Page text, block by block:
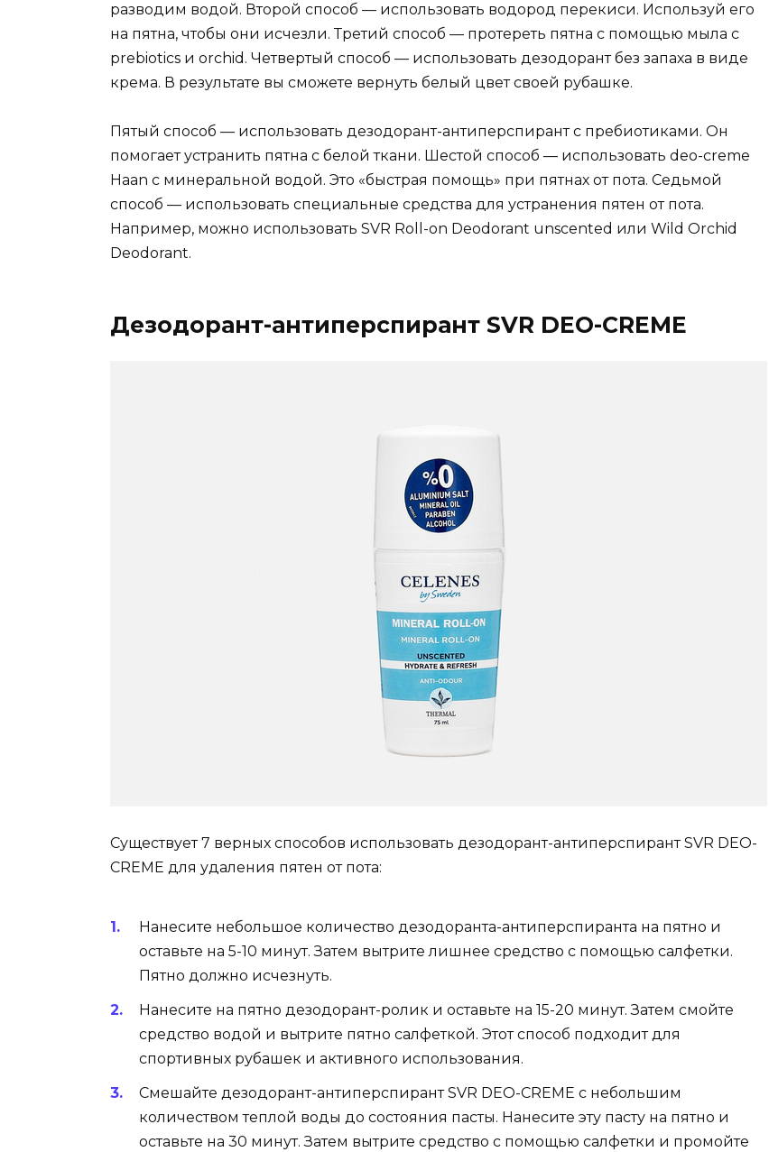
разводим водой. Второй способ — использовать водород перекиси. Используй его
на пятна, чтобы они исчезли. Третий способ — протереть пятна с помощью мыла c
prebiotics и orchid. Четвертый способ — использовать дезодорант без запаха в виде
крема. В результате вы сможете вернуть белый цвет своей рубашке.
Пятый способ — использовать дезодорант-антиперспирант с пребиотиками. Он
помогает устранить пятна с белой ткани. Шестой способ — использовать deo-creme
Haan с минеральной водой. Это «быстрая помощь» при пятнах от пота. Седьмой
способ — использовать специальные средства для устранения пятен от пота.
Например, можно использовать SVR Roll-on Deodorant unscented или Wild Orchid
Deodorant.
Дезодорант-антиперспирант SVR DEO-CREME
Существует 7 верных способов использовать дезодорант-антиперспирант SVR DEO-
CREME для удаления пятен от пота:
Нанесите небольшое количество дезодоранта-антиперспиранта на пятно и
оставьте на 5-10 минут. Затем вытрите лишнее средство с помощью салфетки.
Пятно должно исчезнуть.
Нанесите на пятно дезодорант-ролик и оставьте на 15-20 минут. Затем смойте
средство водой и вытрите пятно салфеткой. Этот способ подходит для
спортивных рубашек и активного использования.
Смешайте дезодорант-антиперспирант SVR DEO-CREME с небольшим
количеством теплой воды до состояния пасты. Нанесите эту пасту на пятно и
оставьте на 30 минут. Затем вытрите средство с помощью салфетки и промойте